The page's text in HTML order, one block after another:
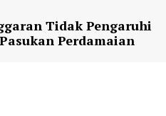
Tidak Pengaruhi
Perdamaian